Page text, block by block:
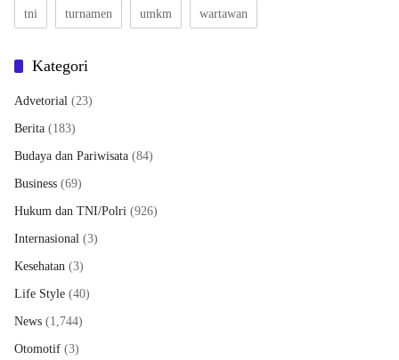
tni turnamen umkm wartawan
Kategori
Advetorial (23)
Berita (183)
Budaya dan Pariwisata (84)
Business (69)
Hukum dan TNI/Polri (926)
Internasional (3)
Kesehatan (3)
Life Style (40)
News (1,744)
Otomotif (3)